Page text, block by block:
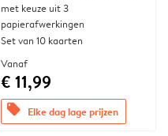
met keuze uit 3
papierafwerkingen
Set van 10 kaarten
Vanaf
€ 11,99
offers Elke dag lage prijzen